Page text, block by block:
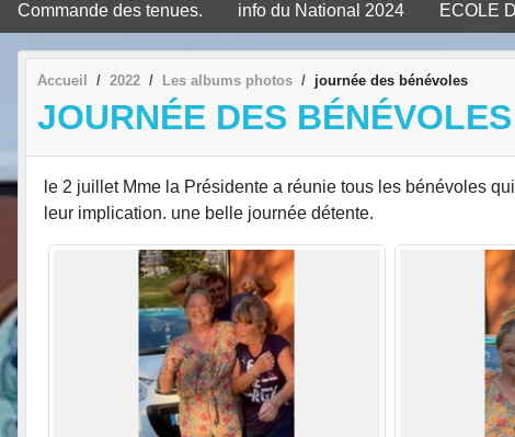
Commande des tenues. info du National 2024 ECOLE
Accueil 2022 Les albums photos journée des bénévoles
JOURNÉE DES BÉNÉVOLES
le 2 juillet Mme la Présidente a réunie tous les bénévoles
leur implication. une belle journée détente.